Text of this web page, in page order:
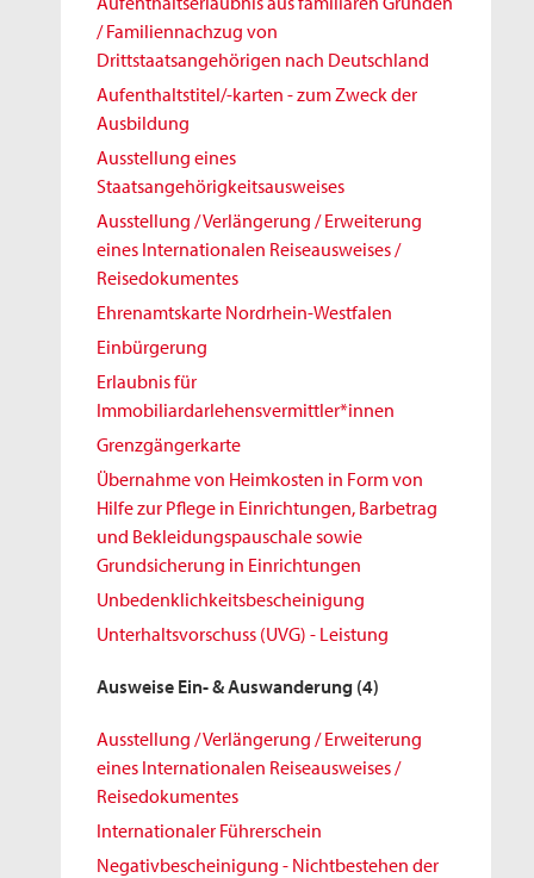
/ Familiennachzug von
Drittstaatsangehörigen nach Deutschland
Aufenthaltstitel/-karten - zum Zweck der
Ausbildung
Ausstellung eines
Staatsangehörigkeitsausweises
Ausstellung / Verlängerung / Erweiterung
eines Internationalen Reiseausweises /
Reisedokumentes
Ehrenamtskarte Nordrhein-Westfalen
Einbürgerung
Erlaubnis für
Immobiliardarlehensvermittler*innen
Grenzgängerkarte
Übernahme von Heimkosten in Form von
Hilfe zur Pflege in Einrichtungen, Barbetrag
und Bekleidungspauschale sowie
Grundsicherung in Einrichtungen
Unbedenklichkeitsbescheinigung
Unterhaltsvorschuss (UVG) - Leistung
Ausweise Ein- & Auswanderung (4)
Ausstellung / Verlängerung / Erweiterung
eines Internationalen Reiseausweises /
Reisedokumentes
Internationaler Führerschein
Negativbescheinigung - Nichtbestehen der